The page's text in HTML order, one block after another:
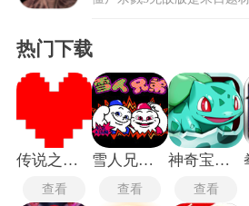
热门下载
传说之下手机版
查看
雪人兄弟单机版
查看
神奇宝贝起源手游
查看